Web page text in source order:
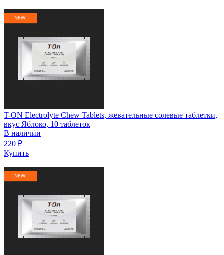
T-ON Electrolyte Chew Tablets, жевательные солевые таблетки,
вкус Яблоко, 10 таблеток
В наличии
220 ₽
Купить